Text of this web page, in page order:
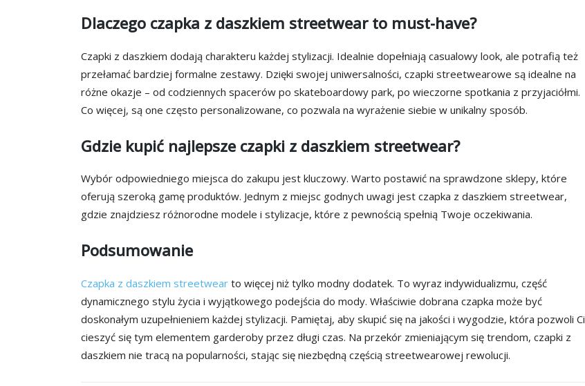
Dlaczego czapka z daszkiem streetwear to must-have?
Czapki z daszkiem dodają charakteru każdej stylizacji. Idealnie dopełniają casualowy look, ale potrafią też
przełamać bardziej formalne zestawy. Dzięki swojej uniwersalności, czapki streetwearowe są idealne na
różne okazje – od codziennych spacerów po skateboardowy park, po wieczorne spotkania z przyjaciółmi.
Co więcej, są one często personalizowane, co pozwala na wyrażenie siebie w unikalny sposób.
Gdzie kupić najlepsze czapki z daszkiem streetwear?
Wybór odpowiedniego miejsca do zakupu jest kluczowy. Warto postawić na sprawdzone sklepy, które
oferują szeroką gamę produktów. Jednym z miejsc godnych uwagi jest czapka z daszkiem streetwear,
gdzie znajdziesz różnorodne modele i stylizacje, które z pewnością spełnią Twoje oczekiwania.
Podsumowanie
Czapka z daszkiem streetwear to więcej niż tylko modny dodatek. To wyraz indywidualizmu, część
dynamicznego stylu życia i wyjątkowego podejścia do mody. Właściwie dobrana czapka może być
doskonałym uzupełnieniem każdej stylizacji. Pamiętaj, aby skupić się na jakości i wygodzie, która pozwoli Ci
cieszyć się tym elementem garderoby przez długi czas. Na przekór zmieniającym się trendom, czapki z
daszkiem nie tracą na popularności, stając się niezbędną częścią streetwearowej rewolucji.